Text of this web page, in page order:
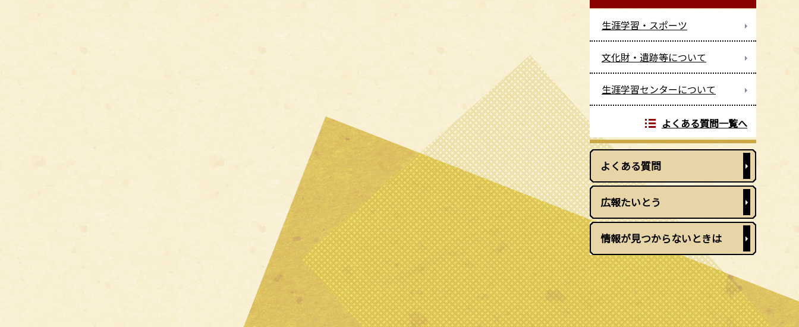
生涯学習・スポーツ
文化財・遺跡等について
生涯学習センターについて
よくある質問一覧へ
よくある質問
広報たいとう
情報が見つからないときは